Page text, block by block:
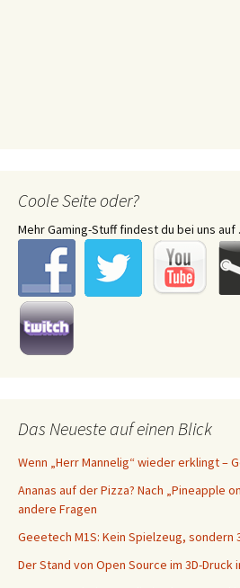
Coole Seite oder?
Mehr Gaming-Stuff findest du bei uns auf
Das Neueste auf einen Blick
Wenn „Herr Mannelig“ wieder erklingt –
Ananas auf der Pizza? Nach „Pineapple
andere Fragen
Geeetech M1S: Kein Spielzeug, sondern
Der Stand von Open Source im 3D-Druck